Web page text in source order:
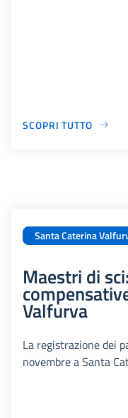
SCOPRI TUTTO
Santa Caterina
Maestri di
Valfurva
La registrazione dei
novembre a Santa